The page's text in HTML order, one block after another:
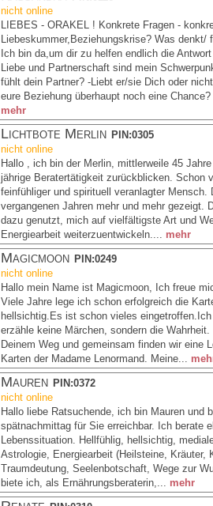
nicht online
LIEBES - ORAKEL ! Konkrete Fragen -
Liebeskummer,Beziehungskrise? Was denkt/
Ich bin da,um dir zu helfen endlich die
Liebe und Partnerschaft sind mein
fühlt dein Partner? -Liebt er/sie Dich oder
eure Beziehung überhaupt noch eine Chance?
mehr
Lichtbote Merlin PIN:0305
nicht online
Hallo , ich bin der Merlin, mittlerweile 45
jährige Beratertätigkeit zurückblicken. Schon
feinfühliger und spirituell veranlagter Mensch.
vergangenen Jahren mehr und mehr gezeigt.
dazu genutzt, mich auf vielfältigste Art und
Energiearbeit weiterzuentwickeln.... mehr
Magicmoon PIN:0249
nicht online
Hallo mein Name ist Magicmoon, Ich freue
Viele Jahre lege ich schon erfolgreich die
hellsichtig.Es ist schon vieles
erzähle keine Märchen, sondern die
Deinem Weg und gemeinsam finden wir eine
Karten der Madame Lenormand. Meine...
Mauren PIN:0372
nicht online
Hallo liebe Ratsuchende, ich bin Mauren und
spätnachmittag für Sie erreichbar. Ich berate
Lebenssituation. Hellfühlig, hellsichtig,
Astrologie, Energiearbeit (Heilsteine, Kräuter,
Traumdeutung, Seelenbotschaft, Wege zur
biete ich, als Ernährungsberaterin,... mehr